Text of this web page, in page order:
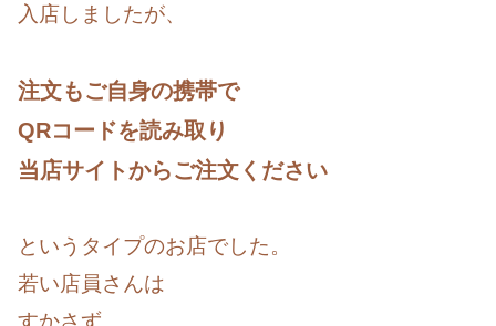
入店しましたが、
注文もご自身の携帯で
QRコードを読み取り
当店サイトからご注文ください
というタイプのお店でした。
若い店員さんは
すかさず